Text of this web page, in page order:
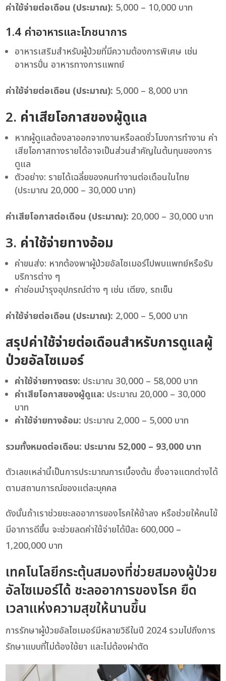
ค่าใช้จ่ายต่อเดือน (ประมาณ): 5,000 – 10,000 บาท
1.4 ค่าอาหารและโภชนาการ
อาหารเสริมสำหรับผู้ป่วยที่มีความต้องการพิเศษ เช่น
อาหารปั่น อาหารทางการแพทย์
ค่าใช้จ่ายต่อเดือน (ประมาณ): 5,000 – 8,000 บาท
2. ค่าเสียโอกาสของผู้ดูแล
หากผู้ดูแลต้องลาออกจากงานหรือลดชั่วโมงการทำงาน ค่า
เสียโอกาสทางรายได้อาจเป็นส่วนสำคัญในต้นทุนของการ
ดูแล
ตัวอย่าง: รายได้เฉลี่ยของคนทำงานต่อเดือนในไทย
(ประมาณ 20,000 – 30,000 บาท)
ค่าเสียโอกาสต่อเดือน (ประมาณ): 20,000 – 30,000 บาท
3. ค่าใช้จ่ายทางอ้อม
ค่าขนส่ง: หากต้องพาผู้ป่วยอัลไซเมอร์ไปพบแพทย์หรือรับ
บริการต่าง ๆ
ค่าซ่อมบำรุงอุปกรณ์ต่าง ๆ เช่น เตียง, รถเข็น
ค่าใช้จ่ายต่อเดือน (ประมาณ): 2,000 – 5,000 บาท
สรุปค่าใช้จ่ายต่อเดือนสำหรับการดูแลผู้
ป่วยอัลไซเมอร์
ค่าใช้จ่ายทางตรง: ประมาณ 30,000 – 58,000 บาท
ค่าเสียโอกาสของผู้ดูแล: ประมาณ 20,000 – 30,000
บาท
ค่าใช้จ่ายทางอ้อม: ประมาณ 2,000 – 5,000 บาท
รวมทั้งหมดต่อเดือน: ประมาณ 52,000 – 93,000 บาท
ตัวเลขเหล่านี้เป็นการประมาณการเบื้องต้น ซึ่งอาจแตกต่างได้
ตามสถานการณ์ของแต่ละบุคคล
ดังนั้นถ้าเราช่วยชะลออาการของโรคให้ช้าลง หรือช่วยให้คนไข้
มีอาการดีขึ้น จะช่วยลดค่าใช้จ่ายได้ปีละ 600,000 –
1,200,000 บาท
เทคโนโลยีกระตุ้นสมองที่ช่วยสมองผู้ป่วย
อัลไซเมอร์ได้ ชะลออาการของโรค ยืด
เวลาแห่งความสุขให้นานขึ้น
การรักษาผู้ป่วยอัลไซเมอร์มีหลายวิธีในปี 2024 รวมไปถึงการ
รักษาแบบที่ไม่ต้องใช้ยา และไม่ต้องผ่าตัด